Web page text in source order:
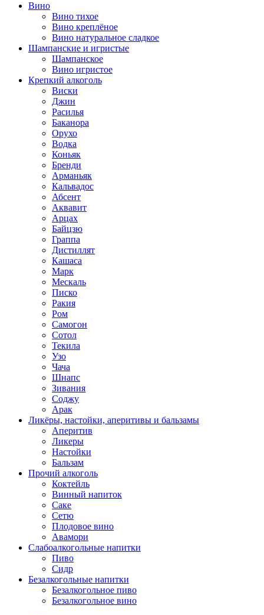
Вино
Вино тихое
Вино креплёное
Вино натуральное сладкое
Шампанские и игристые
Шампанское
Вино игристое
Крепкий алкоголь
Виски
Джин
Расилья
Баканора
Орухо
Водка
Коньяк
Бренди
Арманьяк
Кальвадос
Абсент
Аквавит
Арцах
Байцзю
Граппа
Дистиллят
Кашаса
Марк
Мескаль
Писко
Ракия
Ром
Самогон
Сотол
Текила
Узо
Чача
Шнапс
Зивания
Соджу
Арак
Ликёры, настойки, аперитивы и бальзамы
Аперитив
Ликеры
Настойки
Бальзам
Прочий алкоголь
Коктейль
Винный напиток
Саке
Сетю
Плодовое вино
Авамори
Слабоалкогольные напитки
Пиво
Сидр
Безалкогольные напитки
Безалкогольное пиво
Безалкогольное вино